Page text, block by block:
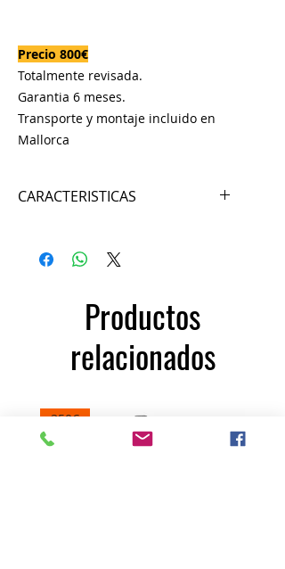
Precio 800€
Totalmente revisada.
Garantia 6 meses.
Transporte y montaje incluido en
Mallorca
CARACTERISTICAS
Excite.
Posibilidad de desmontar asiento,
de silla de ruedas.Productos
relacionados
350€